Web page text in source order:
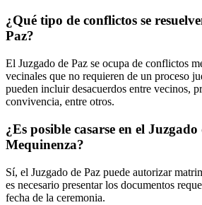
¿Qué tipo de conflictos se
Paz?
El Juzgado de Paz se ocupa de conflictos
vecinales que no requieren de un proceso
pueden incluir desacuerdos entre vecinos,
convivencia, entre otros.
¿Es posible casarse en el Juzgado
Mequinenza?
Sí, el Juzgado de Paz puede autorizar
es necesario presentar los documentos
fecha de la ceremonia.